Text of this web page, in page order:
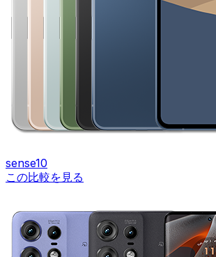
sense10
この比較を見る